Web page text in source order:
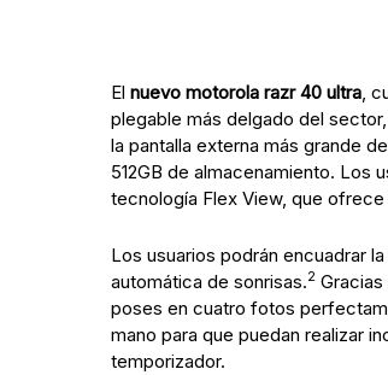
El nuevo motorola razr 40 ultra,
plegable más delgado del
la pantalla externa más grande
512GB de almacenamiento. Los
tecnología Flex View, que
Los usuarios podrán encuadrar
automática de sonrisas.2
poses en cuatro fotos
mano para que puedan realizar
temporizador.